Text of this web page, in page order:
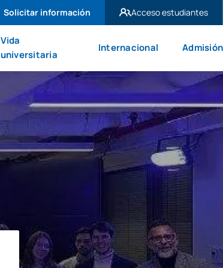
Solicitar información
Acceso estudiantes
UAX Mare Nostrum
Vida
universitaria
Internacional Admisión